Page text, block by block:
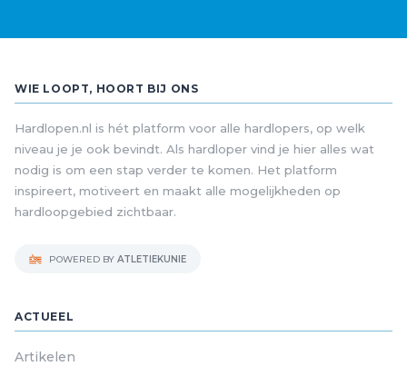
WIE LOOPT, HOORT BIJ ONS
Hardlopen.nl is hét platform voor alle hardlopers, op welk
niveau je je ook bevindt. Als hardloper vind je hier alles wat
nodig is om een stap verder te komen. Het platform
inspireert, motiveert en maakt alle mogelijkheden op
hardloopgebied zichtbaar.
POWERED BY ATLETIEKUNIE
ACTUEEL
Artikelen